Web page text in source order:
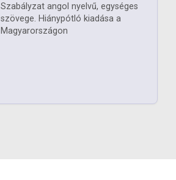
Szabályzat angol nyelvű, egységes
szövege. Hiánypótló kiadása a
Magyarországon